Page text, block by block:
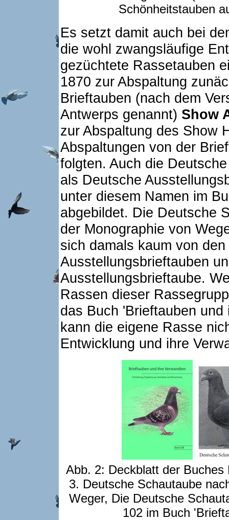
Schönheitstauben
Es setzt damit auch bei
die wohl zwangsläufige
gezüchtete Rassetauben
1870 zur Abspaltung
Brieftauben (nach dem
Antwerps genannt) Show
zur Abspaltung des Show
Abspaltungen von der
folgten. Auch die
als Deutsche
unter diesem Namen im
abgebildet. Die Deutsche
der Monographie von
sich damals kaum von
Ausstellungsbrieftauben
Ausstellungsbrieftaube.
Rassen dieser
das Buch 'Brieftauben
kann die eigene Rasse
Entwicklung und ihre
Abb. 2: Deckblatt der
3. Deutsche Schautaube
Weger, Die Deutsche
102 im Buch